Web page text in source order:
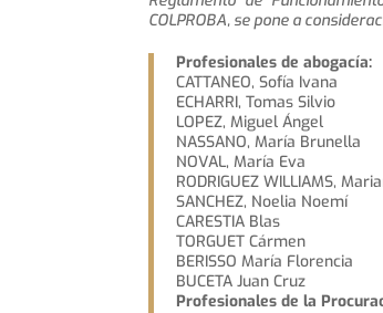
COLPROBA, se pone a
Profesionales de abogacía:
CATTANEO, Sofía Ivana
ECHARRI, Tomas Silvio
LOPEZ, Miguel Ángel
NASSANO, María Brunella
NOVAL, María Eva
RODRIGUEZ WILLIAMS,
SANCHEZ, Noelia Noemí
CARESTIA Blas
TORGUET Cármen
BERISSO María Florencia
BUCETA Juan Cruz
Profesionales de la